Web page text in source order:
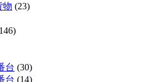
物 (23)
台 (30)
台 (14)